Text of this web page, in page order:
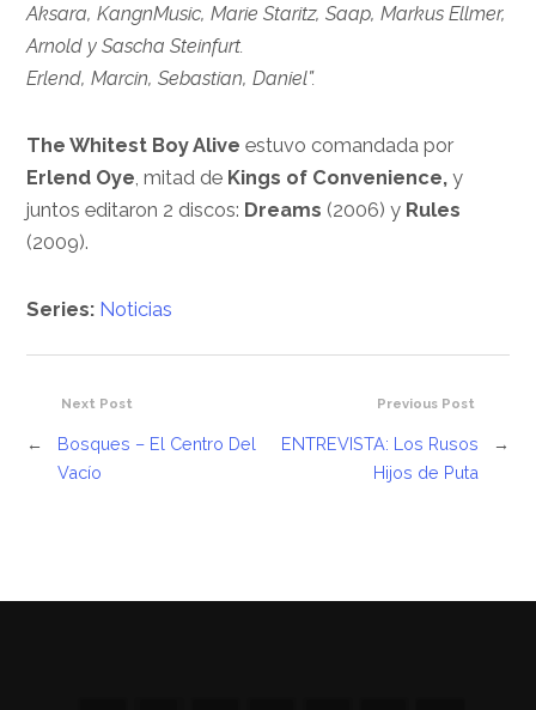
Aksara, KangnMusic, Marie Staritz, Saap, Markus Ellmer,
Arnold y Sascha Steinfurt.
Erlend, Marcin, Sebastian, Daniel”.
The Whitest Boy Alive estuvo comandada por
Erlend Oye, mitad de Kings of Convenience, y
juntos editaron 2 discos: Dreams (2006) y Rules
(2009).
Series: Noticias
Previous Post
ENTREVISTA: Los Rusos
Hijos de Puta
→
Next Post
←
Bosques – El Centro Del
Vacío